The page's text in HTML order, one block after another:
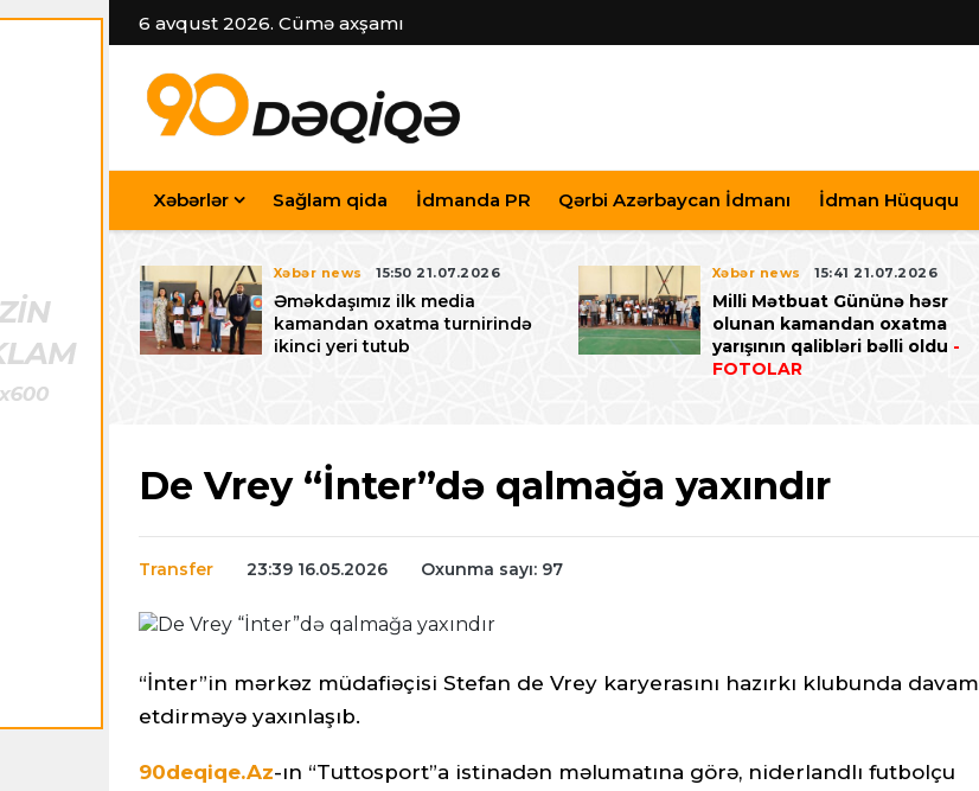
6 avqust 2026. Cümə axşamı
Xəbərlər Sağlam qida İdmanda PR Qərbi Azərbaycan İdmanı İdman Hüququ
U-15
festivalı ilə
Xəbər news 15:50 21.07.2026
Əməkdaşımız ilk media
kamandan oxatma turnirində
ikinci yeri tutub
Xəbər news 15:41 21.07.2026
Milli Mətbuat Gününə həsr
olunan kamandan oxatma
yarışının qalibləri bəlli oldu -
FOTOLAR
De Vrey “İnter”də qalmağa yaxındır
Transfer 23:39 16.05.2026 Oxunma sayı: 97
“İnter”in mərkəz müdafiəçisi Stefan de Vrey karyerasını hazırkı klubunda davam
etdirməyə yaxınlaşıb.
90deqiqe.Az-ın “Tuttosport”a istinadən məlumatına görə, niderlandlı futbolçu